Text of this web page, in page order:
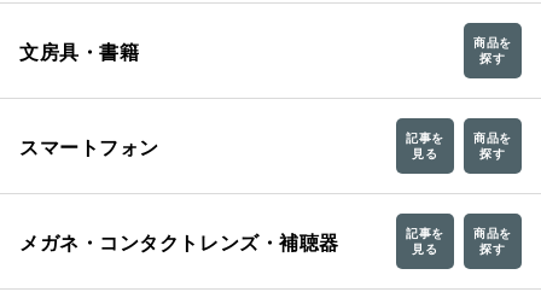
文房具・書籍
商品を
探す
スマートフォン
記事を
見る
商品を
探す
メガネ・コンタクトレンズ・補聴器
記事を
見る
商品を
探す